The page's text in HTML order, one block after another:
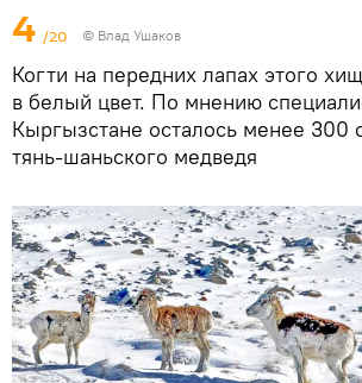
4 /20 © Влад Ушаков
Когти на передних лапах этого
в белый цвет. По мнению
Кыргызстане осталось менее 300
тянь-шаньского медведя